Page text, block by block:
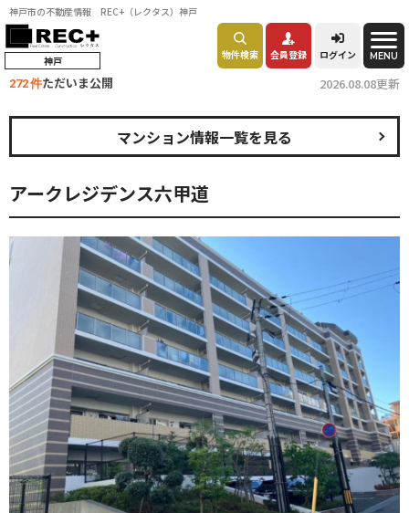
神戸市の不動産情報 REC+（レクタス）神戸
神戸 物件検索 会員登録 ログイン MENU
272 件ただいま公開 2026.08.08更新
アークレジデンス六甲道
マンション情報一覧を見る